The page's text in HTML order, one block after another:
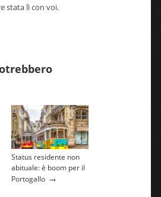
stata lì con voi.
Status residente non
abituale: è boom per il
Portogallo→